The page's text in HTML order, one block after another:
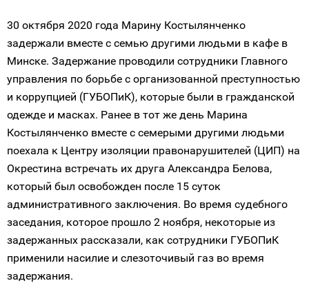
30 октября 2020 года Марину Костылянченко
задержали вместе с семью другими людьми в кафе в
Минске. Задержание проводили сотрудники Главного
управления по борьбе с организованной преступностью
и коррупцией (ГУБОПиК), которые были в гражданской
одежде и масках. Ранее в тот же день Марина
Костылянченко вместе с семерыми другими людьми
поехала к Центру изоляции правонарушителей (ЦИП) на
Окрестина встречать их друга Александра Белова,
который был освобожден после 15 суток
административного заключения. Во время судебного
заседания, которое прошло 2 ноября, некоторые из
задержанных рассказали, как сотрудники ГУБОПиК
применили насилие и слезоточивый газ во время
задержания.